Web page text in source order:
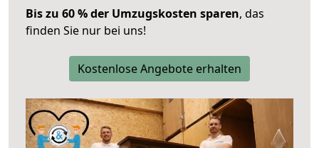
Bis zu 60 % der Umzugskosten sparen, das
finden Sie nur bei uns!
Kostenlose Angebote erhalten